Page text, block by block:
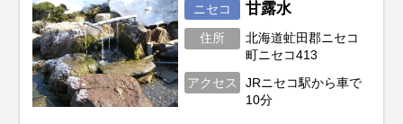
ニセコ 甘露水
住所
北海道虻田郡ニセコ
町ニセコ413
アクセス
JRニセコ駅から車で
10分